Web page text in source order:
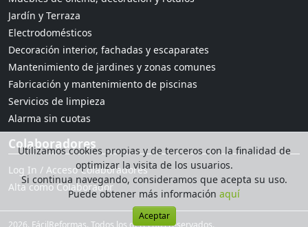
Utilizamos cookies propias y de terceros con la finalidad de
optimizar la visita de los usuarios.
Si continua navegando, consideramos que acepta su uso.
Puede obtener más información aquí
Aceptar
Jardín y Terraza
Electrodomésticos
Decoración interior, fachadas y escaparates
Mantenimiento de jardines y zonas comunes
Fabricación y mantenimiento de piscinas
Servicios de limpieza
Alarma sin cuotas
Colaboradores
Log In / Acceso Colaboradores
Alta como Colaborador
2026. FácilReformas. Todos los derechos reservados.